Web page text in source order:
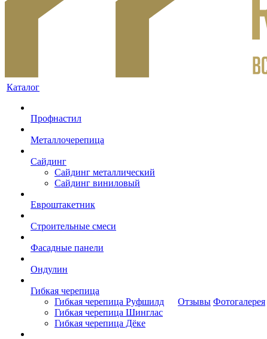
Каталог
Профнастил
Металлочерепица
Сайдинг
Сайдинг металлический
Сайдинг виниловый
Евроштакетник
Строительные смеси
Фасадные панели
Ондулин
Гибкая черепица
Гибкая черепица Руфшилд
Гибкая черепица Шинглас
Гибкая черепица Дёке
Отзывы Фотогалерея